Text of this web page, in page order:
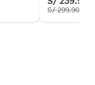
S/ 299.90